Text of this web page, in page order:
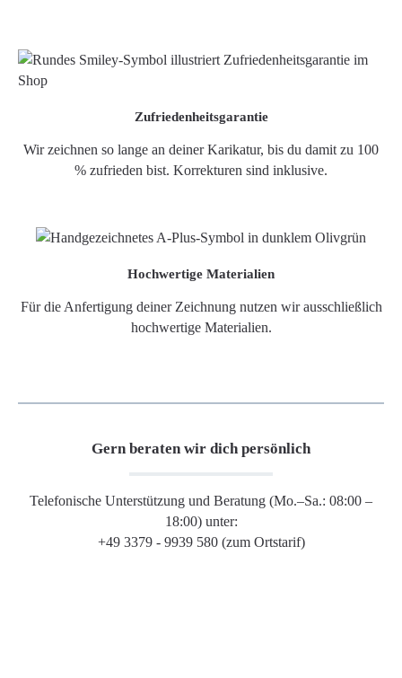
Zufriedenheitsgarantie
Wir zeichnen so lange an deiner Karikatur, bis du damit zu 100
% zufrieden bist. Korrekturen sind inklusive.
Hochwertige Materialien
Für die Anfertigung deiner Zeichnung nutzen wir ausschließlich
hochwertige Materialien.
Gern beraten wir dich persönlich
Telefonische Unterstützung und Beratung (Mo.–Sa.: 08:00 –
18:00) unter:
+49 3379 - 9939 580 (zum Ortstarif)